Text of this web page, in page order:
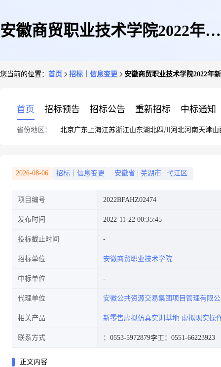
安徽商贸职业技术学院2022年新
您当前的位置： 首页 招标｜信息变更 安徽商贸职业技术学院2022年
首页 招标预告 招标公告 重新招标 中标通知
省份地区： 北京广东 上海江苏浙江山东湖北四川 河北河南天津山
2026-08-06 招标｜信息变更 安徽省 芜湖市 弋江区
项目编号 2022BFAHZ02474
发布时间 2022-11-22 00:35:45
投标截止时间
招标单位 安徽商贸职业技术学院
中标单位
代理单位 安徽公共资源交易集团项目管理有限
相关产品 新零售虚拟仿真实训基地 虚拟现实操
联系方式 ：0553-5972879李工：0551-66223923
正文内容